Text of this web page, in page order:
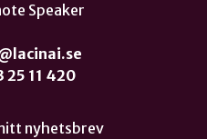
Speaker
25 11 420
nyhetsbrev